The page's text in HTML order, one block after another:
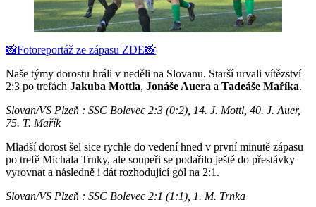
📸Fotoreportáž ze zápasu ZDE📸
Naše týmy dorostu hráli v neděli na Slovanu. Starší urvali vítězství
2:3 po trefách Jakuba Mottla, Jonáše Auera a Tadeáše Maříka.
Slovan/VS Plzeň : SSC Bolevec 2:3 (0:2), 14. J. Mottl, 40. J. Auer,
75. T. Mařík
Mladší dorost šel sice rychle do vedení hned v první minutě zápasu
po trefě Michala Trnky, ale soupeři se podařilo ještě do přestávky
vyrovnat a následně i dát rozhodující gól na 2:1.
Slovan/VS Plzeň : SSC Bolevec 2:1 (1:1), 1. M. Trnka